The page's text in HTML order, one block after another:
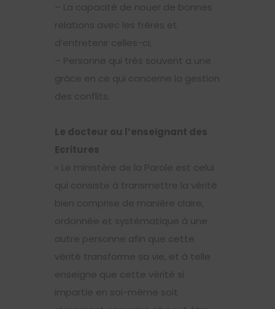
– La capacité de nouer de bonnes
relations avec les frères et
d’entretenir celles-ci;
– Personne qui très souvent a une
grâce en ce qui concerne la gestion
des conflits.
Le docteur ou l’enseignant des
Ecritures
« Le ministère de la Parole est celui
qui consiste à transmettre la vérité
bien comprise de manière claire,
ordonnée et systématique à une
autre personne afin que cette
vérité transforme sa vie, et à telle
enseigne que cette vérité si
impartie en soi-même soit